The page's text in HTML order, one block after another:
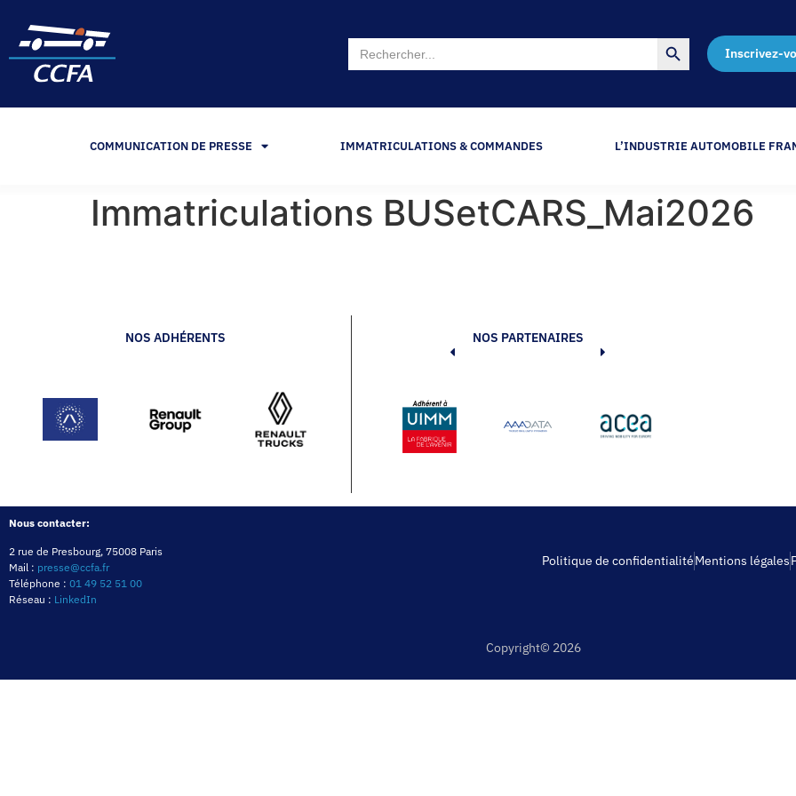
Search
for:
Search Button
Inscrivez-
COMMUNICATION DE PRESSE IMMATRICULATIONS & COMMANDES L’INDUSTRIE AUTOMOBILE
Immatriculations BUSetCARS_Mai2026
NOS ADHÉRENTS NOS PARTENAIRES
Nous contacter:
2 rue de Presbourg, 75008 Paris
Mail : presse@ccfa.fr
Téléphone : 01 49 52 51 00
Réseau : LinkedIn
Politique de confidentialitéMentions légales
Copyright© 2026